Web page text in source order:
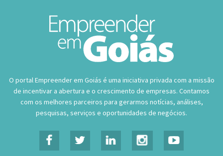
O portal Empreender em Goiás é uma iniciativa privada com a missão
de incentivar a abertura e o crescimento de empresas. Contamos
com os melhores parceiros para gerarmos notícias, análises,
pesquisas, serviços e oportunidades de negócios.